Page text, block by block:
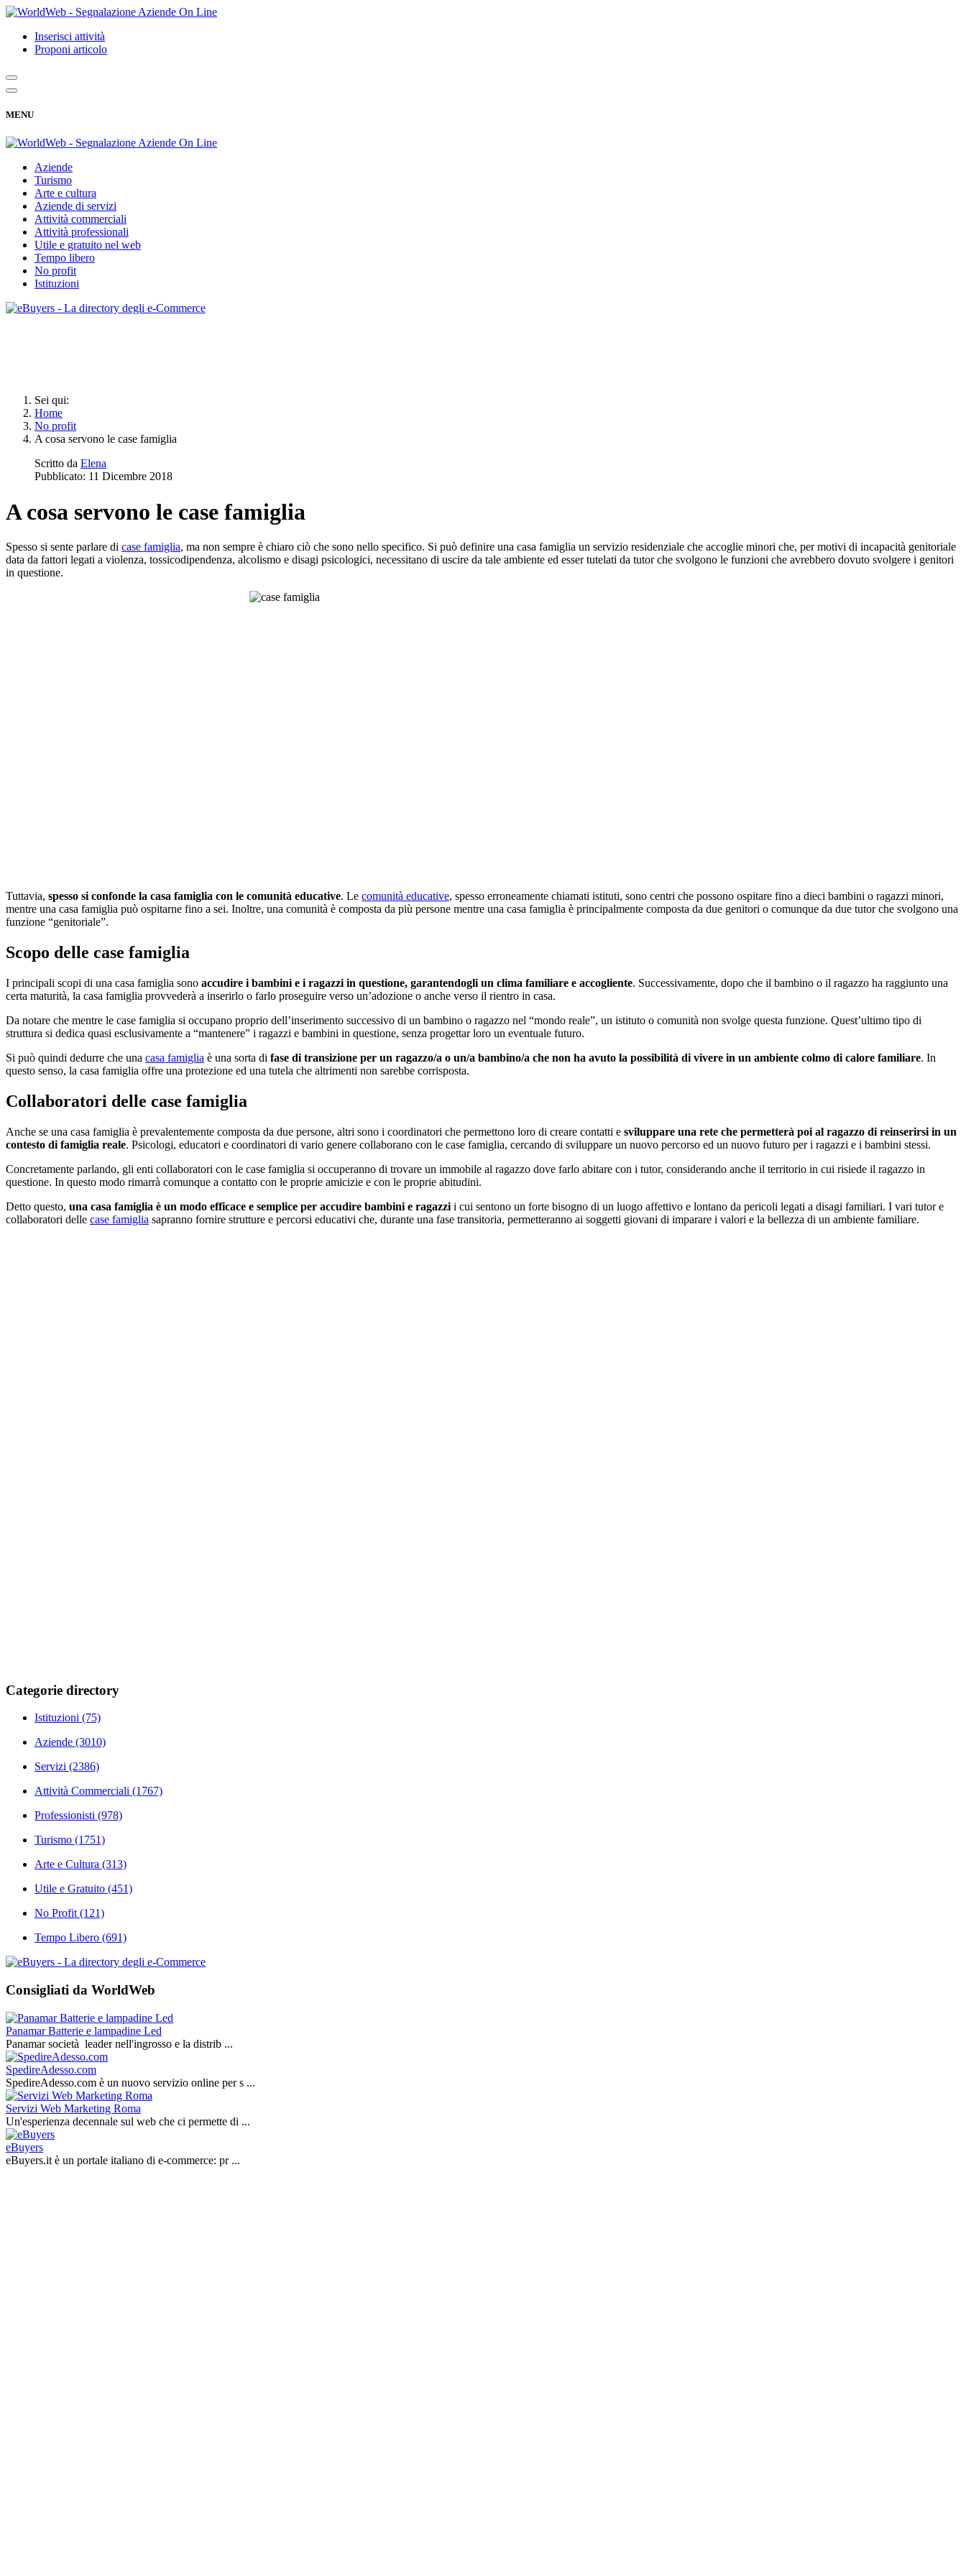
Inserisci attività
Proponi articolo
MENU
Aziende
Turismo
Arte e cultura
Aziende di servizi
Attività commerciali
Attività professionali
Utile e gratuito nel web
Tempo libero
No profit
Istituzioni
Sei qui:
Home
No profit
A cosa servono le case famiglia
Scritto da Elena
Pubblicato: 11 Dicembre 2018
A cosa servono le case famiglia
Spesso si sente parlare di case famiglia, ma non sempre è chiaro ciò che sono nello specifico. Si può definire una casa famiglia un servizio residenziale che accoglie minori che, per motivi di incapacità genitoriale
data da fattori legati a violenza, tossicodipendenza, alcolismo e disagi psicologici, necessitano di uscire da tale ambiente ed esser tutelati da tutor che svolgono le funzioni che avrebbero dovuto svolgere i genitori
in questione.
Tuttavia, spesso si confonde la casa famiglia con le comunità educative. Le comunità educative, spesso erroneamente chiamati istituti, sono centri che possono ospitare fino a dieci bambini o ragazzi minori,
mentre una casa famiglia può ospitarne fino a sei. Inoltre, una comunità è composta da più persone mentre una casa famiglia è principalmente composta da due genitori o comunque da due tutor che svolgono una
funzione “genitoriale”.
Scopo delle case famiglia
I principali scopi di una casa famiglia sono accudire i bambini e i ragazzi in questione, garantendogli un clima familiare e accogliente. Successivamente, dopo che il bambino o il ragazzo ha raggiunto una
certa maturità, la casa famiglia provvederà a inserirlo o farlo proseguire verso un’adozione o anche verso il rientro in casa.
Da notare che mentre le case famiglia si occupano proprio dell’inserimento successivo di un bambino o ragazzo nel “mondo reale”, un istituto o comunità non svolge questa funzione. Quest’ultimo tipo di
struttura si dedica quasi esclusivamente a “mantenere” i ragazzi e bambini in questione, senza progettar loro un eventuale futuro.
Si può quindi dedurre che una casa famiglia è una sorta di fase di transizione per un ragazzo/a o un/a bambino/a che non ha avuto la possibilità di vivere in un ambiente colmo di calore familiare. In
questo senso, la casa famiglia offre una protezione ed una tutela che altrimenti non sarebbe corrisposta.
Collaboratori delle case famiglia
Anche se una casa famiglia è prevalentemente composta da due persone, altri sono i coordinatori che permettono loro di creare contatti e sviluppare una rete che permetterà poi al ragazzo di reinserirsi in un
contesto di famiglia reale. Psicologi, educatori e coordinatori di vario genere collaborano con le case famiglia, cercando di sviluppare un nuovo percorso ed un nuovo futuro per i ragazzi e i bambini stessi.
Concretamente parlando, gli enti collaboratori con le case famiglia si occuperanno di trovare un immobile al ragazzo dove farlo abitare con i tutor, considerando anche il territorio in cui risiede il ragazzo in
questione. In questo modo rimarrà comunque a contatto con le proprie amicizie e con le proprie abitudini.
Detto questo, una casa famiglia è un modo efficace e semplice per accudire bambini e ragazzi i cui sentono un forte bisogno di un luogo affettivo e lontano da pericoli legati a disagi familiari. I vari tutor e
collaboratori delle case famiglia sapranno fornire strutture e percorsi educativi che, durante una fase transitoria, permetteranno ai soggetti giovani di imparare i valori e la bellezza di un ambiente familiare.
Categorie directory
Istituzioni (75)
Aziende (3010)
Servizi (2386)
Attività Commerciali (1767)
Professionisti (978)
Turismo (1751)
Arte e Cultura (313)
Utile e Gratuito (451)
No Profit (121)
Tempo Libero (691)
Consigliati da WorldWeb
Panamar Batterie e lampadine Led
Panamar società leader nell'ingrosso e la distrib ...
SpedireAdesso.com
SpedireAdesso.com è un nuovo servizio online per s ...
Servizi Web Marketing Roma
Un'esperienza decennale sul web che ci permette di ...
eBuyers
eBuyers.it è un portale italiano di e‑commerce: pr ...